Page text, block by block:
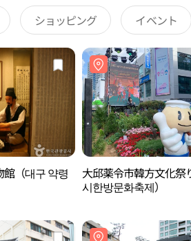
ショッピング イベント
（대구 약령
大邱薬令市韓方文化祭
시한방문화축제）